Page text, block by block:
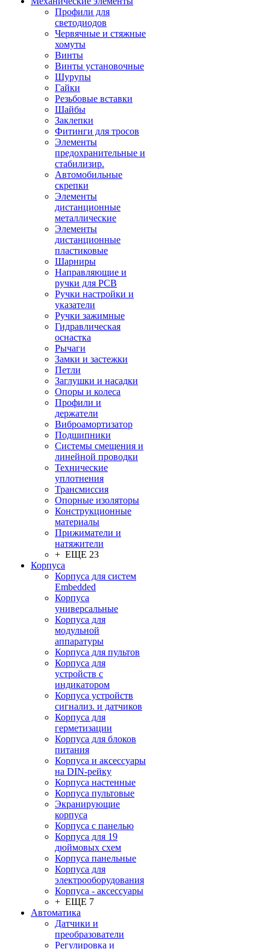
Профили для
светодиодов
Червячные и стяжные
хомуты
Винты
Винты установочные
Шурупы
Гайки
Резьбовые вставки
Шайбы
Заклепки
Фитинги для тросов
Элементы
предохранительные и
стабилизир.
Автомобильные
скрепки
Элементы
дистанционные
металлические
Элементы
дистанционные
пластиковые
Шарниры
Направляющие и
ручки для PCB
Ручки настройки и
указатели
Ручки зажимные
Гидравлическая
оснастка
Рычаги
Замки и застежки
Петли
Заглушки и насадки
Опоры и колеса
Профили и
держатели
Виброамортизатор
Подшипники
Системы смещения и
линейной проводки
Технические
уплотнения
Трансмиссия
Опорные изоляторы
Конструкционные
материалы
Прижиматели и
натяжители
+ ЕЩЕ 23
Корпуса
Корпуса для систем
Embedded
Корпуса
универсальные
Корпуса для
модульной
аппаратуры
Корпуса для пультов
Корпуса для
устройств с
индикатором
Корпуса устройств
сигнализ. и датчиков
Корпуса для
герметизации
Корпуса для блоков
питания
Корпуса и аксессуары
на DIN-рейку
Корпуса настенные
Корпуса пультовые
Экранирующие
корпуса
Корпуса с панелью
Корпуса для 19
дюймовых схем
Корпуса панельные
Корпуса для
электрооборудования
Корпуса - аксессуары
+ ЕЩЕ 7
Автоматика
Датчики и
преобразователи
Регулировка и